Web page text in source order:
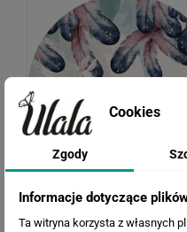
Cookies
Zgody
Informacje dotyczące
Ta witryna korzysta z własnych